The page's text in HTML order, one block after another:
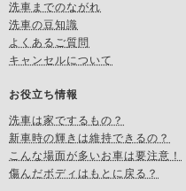
洗車までのながれ
洗車の豆知識
よくあるご質問
キャンセルについて
お役立ち情報
洗車は家でするもの？
新車時の輝きは維持できるの？
こんな場面が多いお車は要注意！
傷んだボディはもとに戻る？